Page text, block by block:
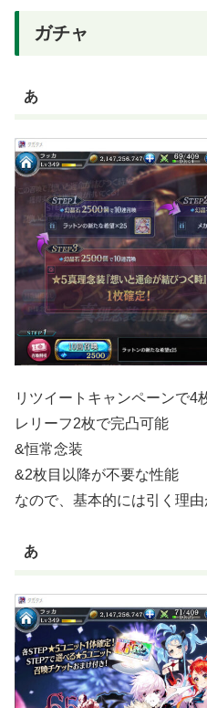
ガチャ
あ
リツイートキャンペーンで4
レリーフ2枚で完凸可能
&恒常念装
&2枚目以降が不要な性能
なので、基本的には引く理由
あ